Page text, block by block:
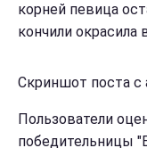
корней певица
кончили окрасила
Скриншот поста с
Пользователи
победительницы